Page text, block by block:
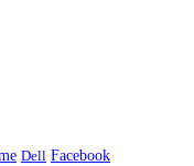
Dell Facebook